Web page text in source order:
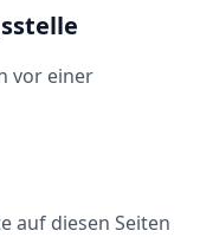
vor einer
auf diesen Seiten